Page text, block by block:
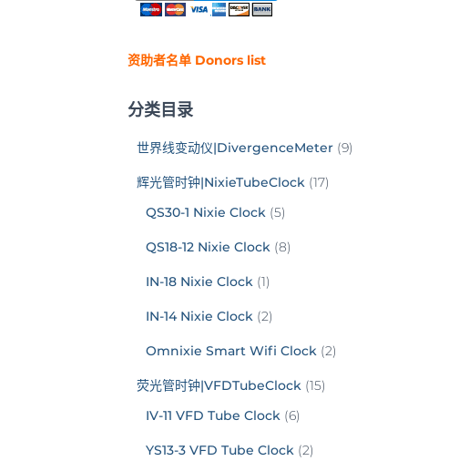
资助者名单 Donors list
分类目录
世界线变动仪|DivergenceMeter(9)
辉光管时钟|NixieTubeClock(17)
QS30-1 Nixie Clock(5)
QS18-12 Nixie Clock(8)
IN-18 Nixie Clock(1)
IN-14 Nixie Clock(2)
Omnixie Smart Wifi Clock(2)
荧光管时钟|VFDTubeClock(15)
IV-11 VFD Tube Clock(6)
YS13-3 VFD Tube Clock(2)